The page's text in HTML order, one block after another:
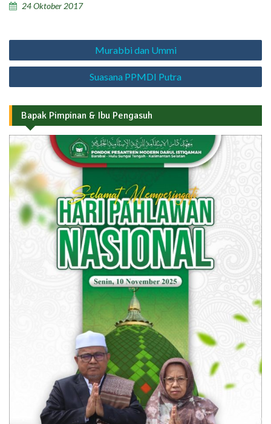
24 Oktober 2017
Navigasi
pos
Murabbi dan Ummi
Suasana PPMDI Putra
Bapak Pimpinan & Ibu Pengasuh